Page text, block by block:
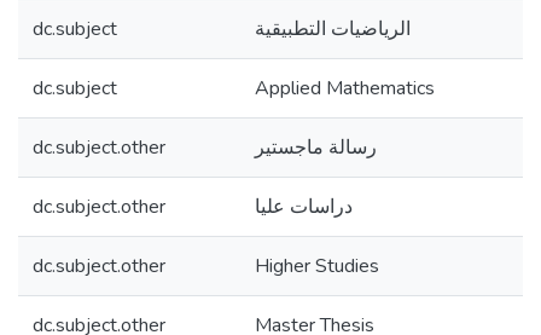
dc.subject الرياضيات التطبيقية
dc.subject Applied Mathematics
dc.subject.other رسالة ماجستير
dc.subject.other دراسات عليا
dc.subject.other Higher Studies
dc.subject.other Master Thesis